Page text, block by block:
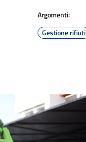
Argomenti:
Gestione rifiuti